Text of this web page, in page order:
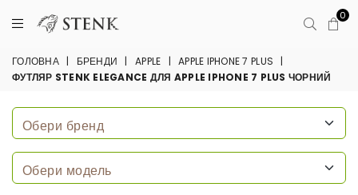
0
ГОЛОВНА | БРЕНДИ | APPLE | APPLE IPHONE 7 PLUS
|
ФУТЛЯР STENK ELEGANCE ДЛЯ APPLE IPHONE 7 PLUS ЧОРНИЙ